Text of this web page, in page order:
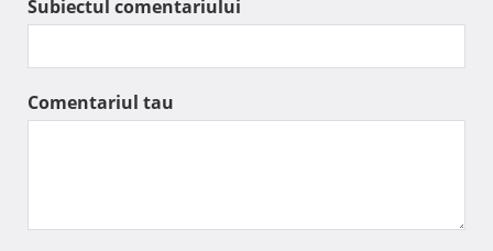
Subiectul comentariului
Comentariul tau